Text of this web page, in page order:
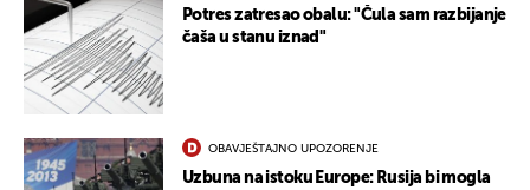
Potres zatresao obalu: "Čula sam razbijanje
čaša u stanu iznad"
OBAVJEŠTAJNO UPOZORENJE
Uzbuna na istoku Europe: Rusija bi mogla